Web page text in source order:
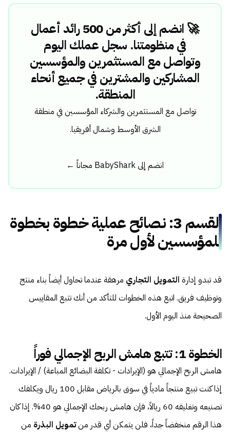
🚀 انضم إلى أكثر من 500 رائد أعمال
في منظومتنا. سجل عملك اليوم
وتواصل مع المستثمرين والمؤسسين
المشاركين والمشترين في جميع أنحاء
المنطقة.
تواصل مع المستثمرين والشركاء المؤسسين في منطقة
الشرق الأوسط وشمال أفريقيا.
انضم إلى BabyShark مجاناً ←
القسم 3: نصائح عملية خطوة بخطوة
للمؤسسين لأول مرة
قد تبدو إدارة التمويل التجاري مرهقة عندما تحاول أيضاً بناء منتج
وتوظيف فريق. اتبع هذه الخطوات للتأكد من أنك تتبع المقاييس
الصحيحة منذ اليوم الأول.
الخطوة 1: تتبع هامش الربح الإجمالي فوراً
هامش الربح الإجمالي هو (الإيرادات - تكلفة البضائع المباعة) / الإيرادات.
إذا كنت تبيع منتجاً مادياً في سوق بالرياض مقابل 100 ريال ويكلفك
تصنيعه وتغليفه 60 ريالاً، فإن هامش ربحك الإجمالي هو 40%. إذا كان
هذا الرقم منخفضاً جداً، فلن يتمكن أي قدر منتمويل البذرة من